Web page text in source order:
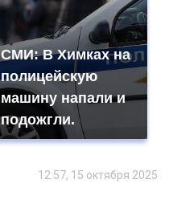
СМИ: В Химках на
полицейскую
машину напали и
подожгли.
12:57, 15 октября 2025